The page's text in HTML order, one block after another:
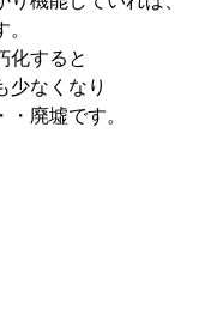
化すると
少なくなり
廃墟です。